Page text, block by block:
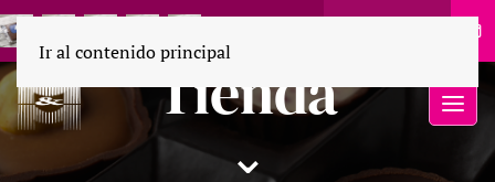
Tienda
⌄
Ir al contenido principal